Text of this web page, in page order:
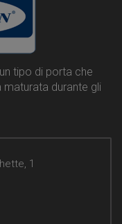
tipo di porta che
maturata durante gli
1